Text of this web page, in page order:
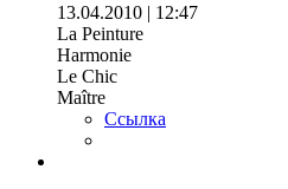
13.04.2010 | 12:47
La Peinture
Harmonie
Le Сhic
Maître
Ссылка